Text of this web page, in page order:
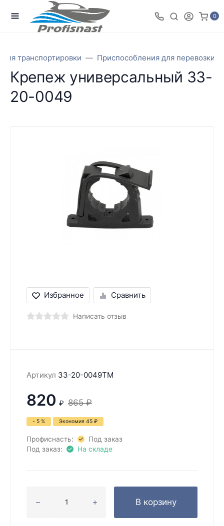
0
транспортировки Приспособления для перевозки,
Крепеж универсальный 33-
20-0049
Избранное Сравнить
Написать отзыв
Артикул 33-20-0049TM
820 ₽ 865 ₽
- 5 % Экономия 45 ₽
Профиснасть:
Под заказ
Под заказ:
На складе
В корзину